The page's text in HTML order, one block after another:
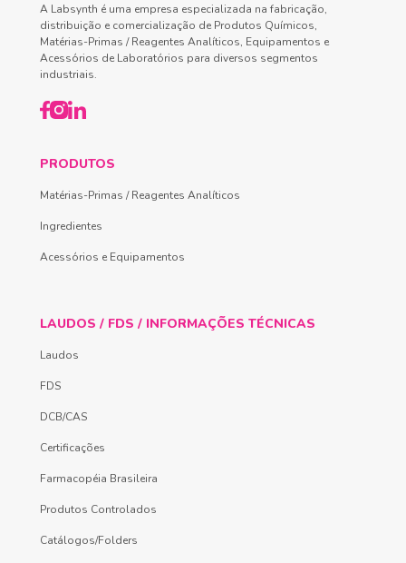
A Labsynth é uma empresa especializada na fabricação,
distribuição e comercialização de Produtos Químicos,
Matérias-Primas / Reagentes Analíticos, Equipamentos e
Acessórios de Laboratórios para diversos segmentos
industriais.
PRODUTOS
Matérias-Primas / Reagentes Analíticos
Ingredientes
Acessórios e Equipamentos
LAUDOS / FDS / INFORMAÇÕES TÉCNICAS
Laudos
FDS
DCB/CAS
Certificações
Farmacopéia Brasileira
Produtos Controlados
Catálogos/Folders